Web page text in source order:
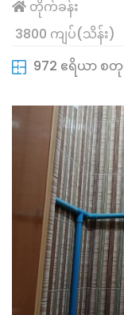
တိုက်ခန်း
3800 ကျပ်(သိန်း)
972 ဧရိယာ စတု